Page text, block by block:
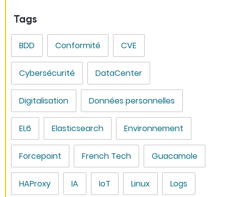
Tags
BDD Conformité CVE
Cybersécurité DataCenter
Digitalisation Données personnelles
EL6 Elasticsearch Environnement
Forcepoint French Tech Guacamole
HAProxy IA IoT Linux Logs